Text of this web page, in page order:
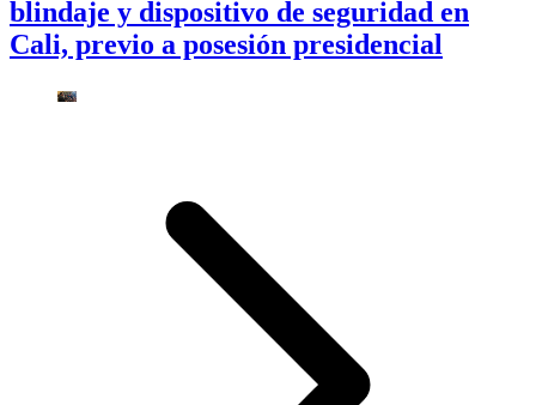
blindaje y dispositivo de seguridad en
Cali, previo a posesión presidencial